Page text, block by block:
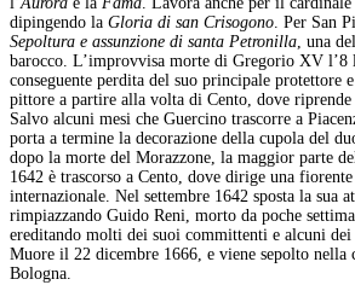
dipingendo la Gloria di san Crisogono. Per San
Sepoltura e assunzione di santa Petronilla, una
barocco. L’improvvisa morte di Gregorio XV l’8
conseguente perdita del suo principale protettore
pittore a partire alla volta di Cento, dove
Salvo alcuni mesi che Guercino trascorre a
porta a termine la decorazione della cupola del
dopo la morte del Morazzone, la maggior parte
1642 è trascorso a Cento, dove dirige una
internazionale. Nel settembre 1642 sposta la sua
rimpiazzando Guido Reni, morto da poche
ereditando molti dei suoi committenti e alcuni
Muore il 22 dicembre 1666, e viene sepolto nella
Bologna.